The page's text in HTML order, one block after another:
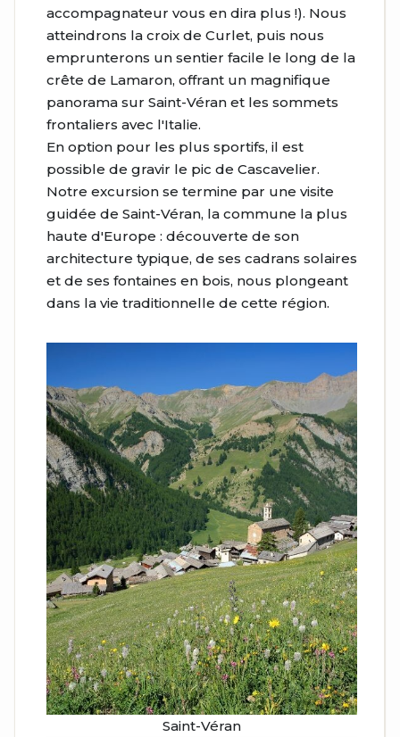
accompagnateur vous en dira plus !). Nous
atteindrons la croix de Curlet, puis nous
emprunterons un sentier facile le long de la
crête de Lamaron, offrant un magnifique
panorama sur Saint-Véran et les sommets
frontaliers avec l'Italie.
En option pour les plus sportifs, il est
possible de gravir le pic de Cascavelier.
Notre excursion se termine par une visite
guidée de Saint-Véran, la commune la plus
haute d'Europe : découverte de son
architecture typique, de ses cadrans solaires
et de ses fontaines en bois, nous plongeant
dans la vie traditionnelle de cette région.
Saint-Véran